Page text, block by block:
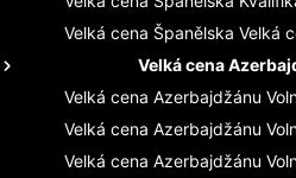
Velká cena Španělska Velká
Velká cena
Velká cena Azerbajdžánu
Velká cena Azerbajdžánu
Velká cena Azerbajdžánu